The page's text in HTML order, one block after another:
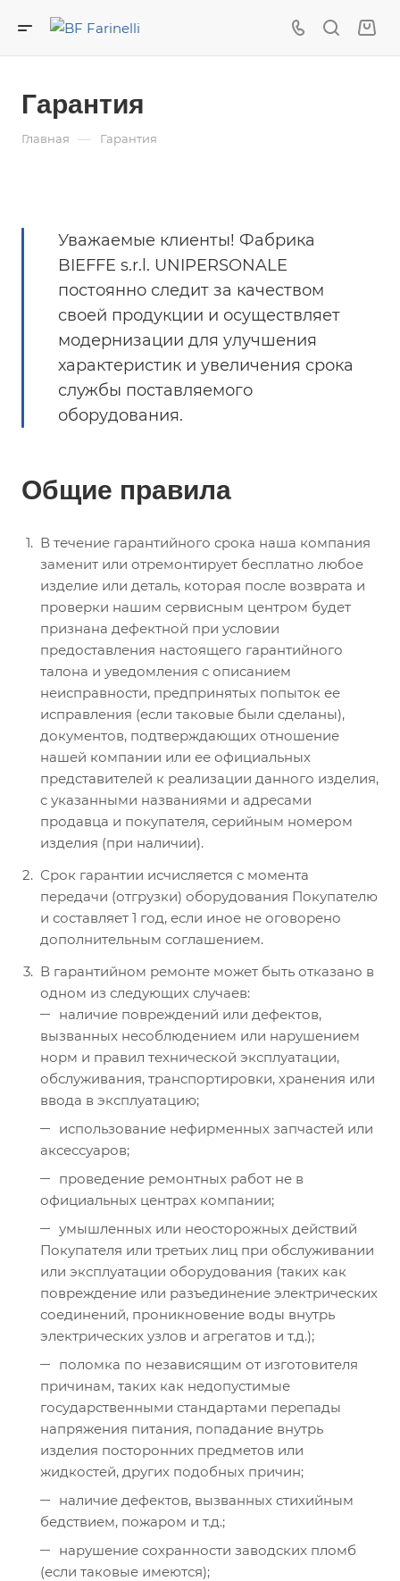
Гарантия
Главная — Гарантия
Уважаемые клиенты! Фабрика
BIEFFE s.r.l. UNIPERSONALE
постоянно следит за качеством
своей продукции и осуществляет
модернизации для улучшения
характеристик и увеличения срока
службы поставляемого
оборудования.
Общие правила
В течение гарантийного срока наша компания
заменит или отремонтирует бесплатно любое
изделие или деталь, которая после возврата и
проверки нашим сервисным центром будет
признана дефектной при условии
предоставления настоящего гарантийного
талона и уведомления с описанием
неисправности, предпринятых попыток ее
исправления (если таковые были сделаны),
документов, подтверждающих отношение
нашей компании или ее официальных
представителей к реализации данного изделия,
с указанными названиями и адресами
продавца и покупателя, серийным номером
изделия (при наличии).
Срок гарантии исчисляется с момента
передачи (отгрузки) оборудования Покупателю
и составляет 1 год, если иное не оговорено
дополнительным соглашением.
В гарантийном ремонте может быть отказано в
одном из следующих случаев:
наличие повреждений или дефектов,
вызванных несоблюдением или нарушением
норм и правил технической эксплуатации,
обслуживания, транспортировки, хранения или
ввода в эксплуатацию;
использование нефирменных запчастей или
аксессуаров;
проведение ремонтных работ не в
официальных центрах компании;
умышленных или неосторожных действий
Покупателя или третьих лиц при обслуживании
или эксплуатации оборудования (таких как
повреждение или разъединение электрических
соединений, проникновение воды внутрь
электрических узлов и агрегатов и т.д.);
поломка по независящим от изготовителя
причинам, таких как недопустимые
государственными стандартами перепады
напряжения питания, попадание внутрь
изделия посторонних предметов или
жидкостей, других подобных причин;
наличие дефектов, вызванных стихийным
бедствием, пожаром и т.д.;
нарушение сохранности заводских пломб
(если таковые имеются);